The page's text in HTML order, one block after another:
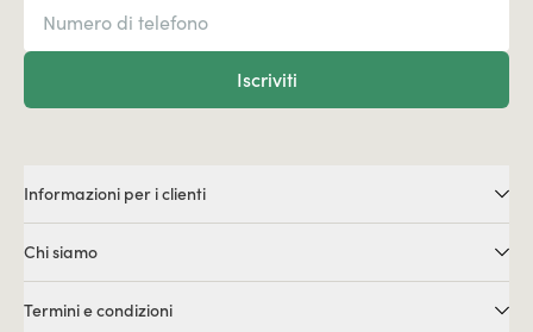
Iscriviti
Informazioni per i clienti
Chi siamo
Termini e condizioni